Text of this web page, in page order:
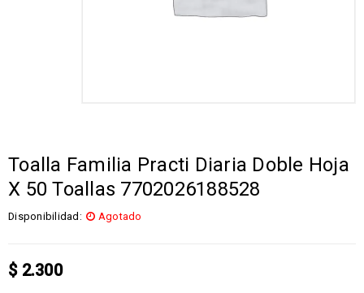
Toalla Familia Practi Diaria Doble Hoja
X 50 Toallas 7702026188528
Disponibilidad: Agotado
$2.300